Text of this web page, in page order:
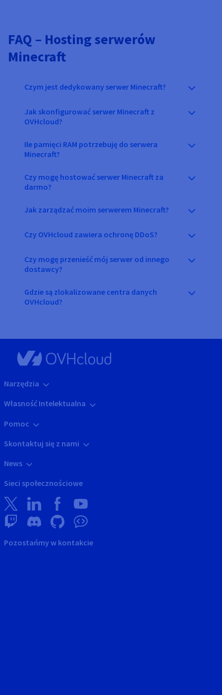
FAQ – Hosting serwerów
Minecraft
Czym jest dedykowany serwer Minecraft?
Jak skonfigurować serwer Minecraft z
OVHcloud?
Ile pamięci RAM potrzebuję do serwera
Minecraft?
Czy mogę hostować serwer Minecraft za
darmo?
Jak zarządzać moim serwerem Minecraft?
Czy OVHcloud zawiera ochronę DDoS?
Czy mogę przenieść mój serwer od innego
dostawcy?
Gdzie są zlokalizowane centra danych
OVHcloud?
Narzędzia
Własność Intelektualna
Pomoc
Skontaktuj się z nami
News
Sieci społecznościowe
Pozostańmy w kontakcie